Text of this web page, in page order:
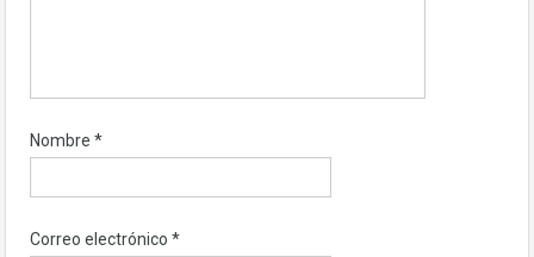
Nombre *
Correo electrónico *